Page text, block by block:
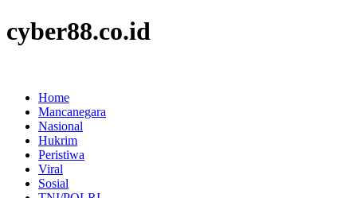
cyber88.co.id
Home
Mancanegara
Nasional
Hukrim
Peristiwa
Viral
Sosial